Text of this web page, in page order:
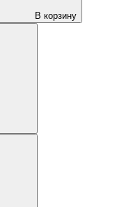
В корзину